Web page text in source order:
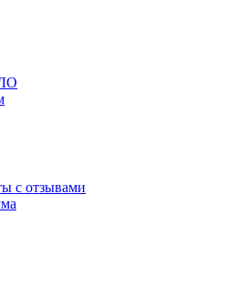
с отзывами